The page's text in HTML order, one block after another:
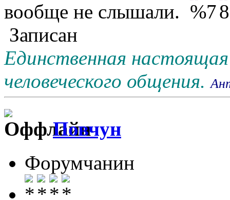
вообще не слышали.
Записан
Единственная
человеческого общения.
Повчун
Форумчанин